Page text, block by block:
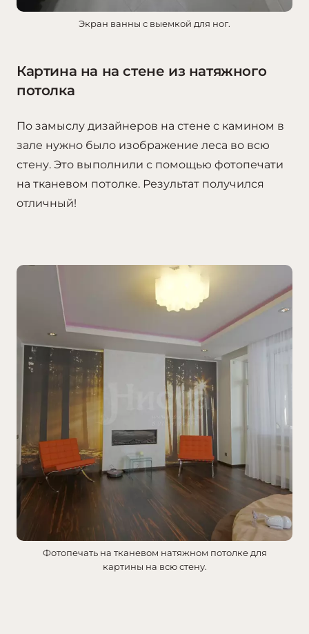
Экран ванны с выемкой для ног.
Картина на на стене из натяжного
потолка
По замыслу дизайнеров на стене с камином в
зале нужно было изображение леса во всю
стену. Это выполнили с помощью фотопечати
на тканевом потолке. Результат получился
отличный!
Фотопечать на тканевом натяжном потолке для
картины на всю стену.